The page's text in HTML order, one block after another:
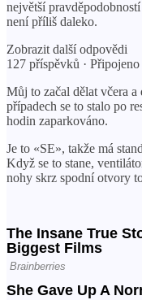
největší
není příliš daleko.
Zobrazit další odpovědi
127 příspěvků ·
Můj to začal dělat včera
případech se to stalo po
hodin zaparkováno.
Je to «SE», takže má
Když se to stane,
nohy skrz spodní otvory